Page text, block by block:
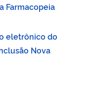
Farmacopeia
eletrônico do
Nova